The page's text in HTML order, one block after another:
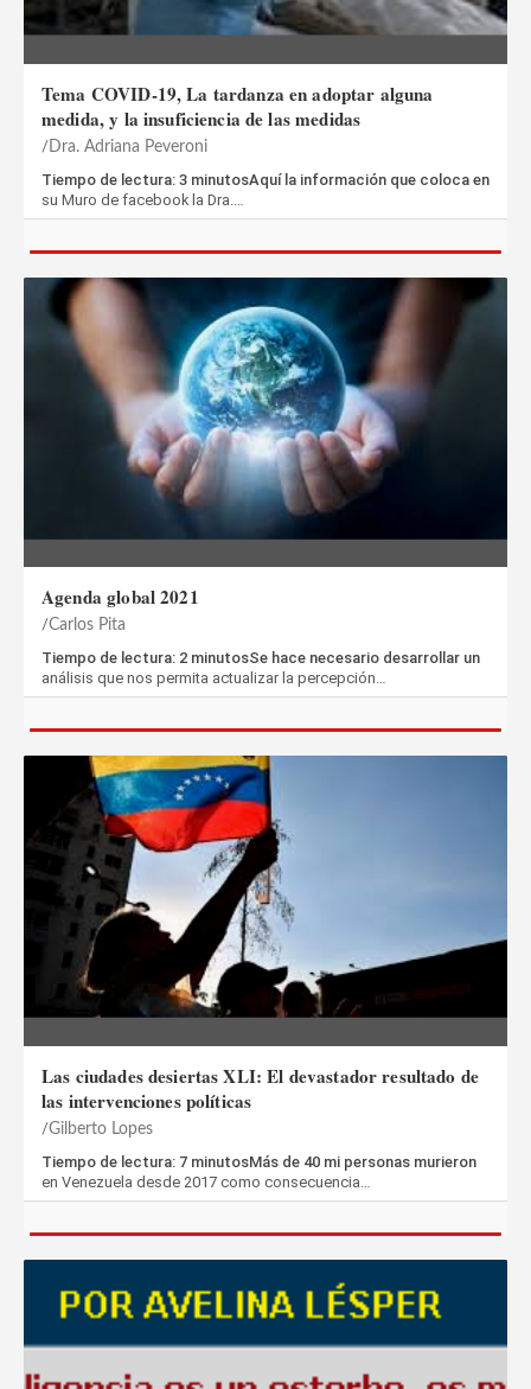
Tema COVID-19, La tardanza en adoptar alguna
medida, y la insuficiencia de las medidas
Dra. Adriana Peveroni
Tiempo de lectura: 3 minutosAquí la información que coloca en
su Muro de facebook la Dra.…
Agenda global 2021
Carlos Pita
Tiempo de lectura: 2 minutosSe hace necesario desarrollar un
análisis que nos permita actualizar la percepción…
Las ciudades desiertas XLI: El devastador resultado de
las intervenciones políticas
Gilberto Lopes
Tiempo de lectura: 7 minutosMás de 40 mi personas murieron
en Venezuela desde 2017 como consecuencia…